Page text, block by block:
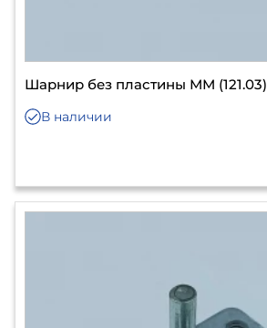
Шарнир без пластины ММ (121.03)
В наличии